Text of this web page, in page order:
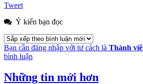
Tweet
Ý kiến bạn đọc
Bạn cần đăng nhập với tư cách là Thành
bình luận
Những tin mới hơn